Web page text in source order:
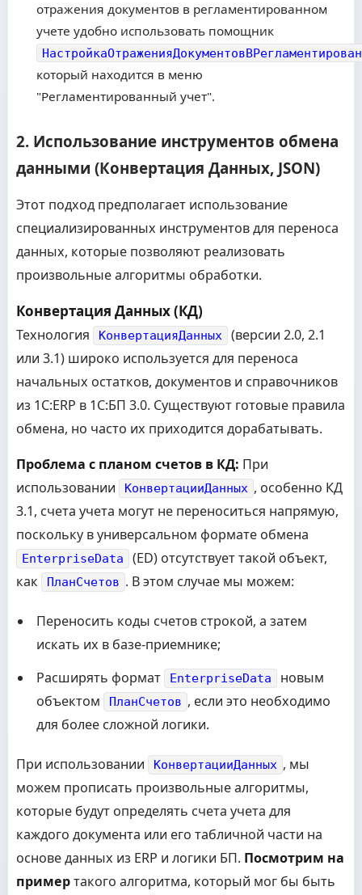
отражения документов в регламентированном
учете удобно использовать помощник
который находится в меню
"Регламентированный учет".
2. Использование инструментов обмена
данными (Конвертация Данных, JSON)
Этот подход предполагает использование
специализированных инструментов для переноса
данных, которые позволяют реализовать
произвольные алгоритмы обработки.
Конвертация Данных (КД)
Технология КонвертацияДанных
(версии 2.0, 2.1
или 3.1) широко используется для переноса
начальных остатков, документов и справочников
из 1С:ERP в 1С:БП 3.0. Существуют готовые правила
обмена, но часто их приходится дорабатывать.
Проблема с планом счетов в КД: При
использовании
КонвертацииДанных , особенно КД
3.1, счета учета могут не переноситься напрямую,
поскольку в универсальном формате обмена
EnterpriseData
(ED) отсутствует такой объект,
как
ПланСчетов . В этом случае мы можем:
Переносить коды счетов строкой, а затем
искать их в базе-приемнике;
Расширять формат
EnterpriseData
новым
объектом
ПланСчетов , если это необходимо
для более сложной логики.
При использовании КонвертацииДанных , мы
можем прописать произвольные алгоритмы,
которые будут определять счета учета для
каждого документа или его табличной части на
основе данных из ERP и логики БП. Посмотрим на
примертакого алгоритма, который мог бы быть